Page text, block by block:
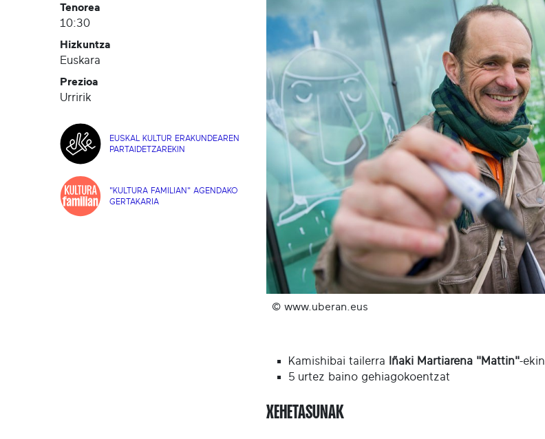
Tenorea
10:30
Hizkuntza
Euskara
Prezioa
Urririk
EUSKAL KULTUR ERAKUNDEAREN
PARTAIDETZAREKIN
"KULTURA FAMILIAN" AGENDAKO
GERTAKARIA
© www.uberan.eus
Kamishibai tailerra Iñaki Martiarena "Mattin"-ekin
5 urtez baino gehiagokoentzat
XEHETASUNAK